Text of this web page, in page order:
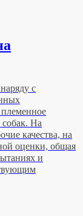
с
племенное
собак. На
качества, на
оценки, общая
и